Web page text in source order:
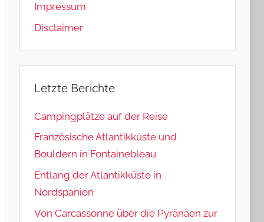
Impressum
Disclaimer
Letzte Berichte
Campingplätze auf der Reise
Französische Atlantikküste und
Bouldern in Fontainebleau
Entlang der Atlantikküste in
Nordspanien
Von Carcassonne über die Pyränäen zur